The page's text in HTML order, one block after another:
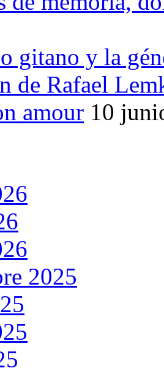
gitano y la
de Rafael
amour 10
2025